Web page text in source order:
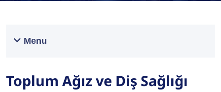
Menu
Toplum Ağız ve Diş Sağlığı